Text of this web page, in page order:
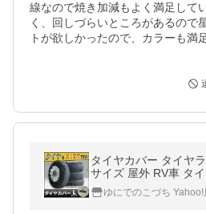
線なので焼き加減もよく満足して
く、回しづらいところがあるので
トが欲しかったので、カラーも満
タイヤカバー タイヤラッ
サイズ 屋外 RV車 タ
保管 長持ち 4枚セッ
イヤ収納
ゆにでのこづち Yahoo!